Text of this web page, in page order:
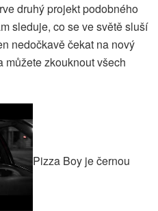
druhý projekt podobného
sleduje, co se ve světě sluší
nedočkavě čekat na nový
můžete zkouknout všech
Pizza Boy je černou